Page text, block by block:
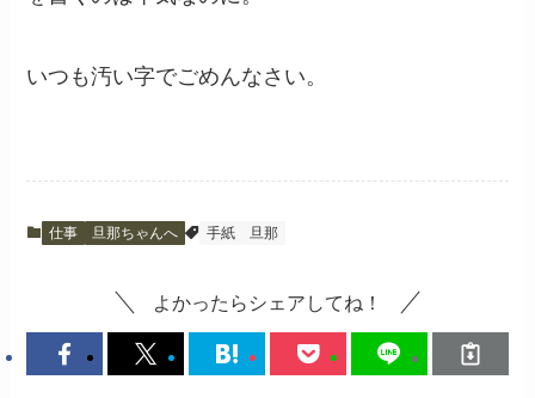
いつも汚い字でごめんなさい。
仕事 旦那ちゃんへ 手紙 旦那
よかったらシェアしてね！